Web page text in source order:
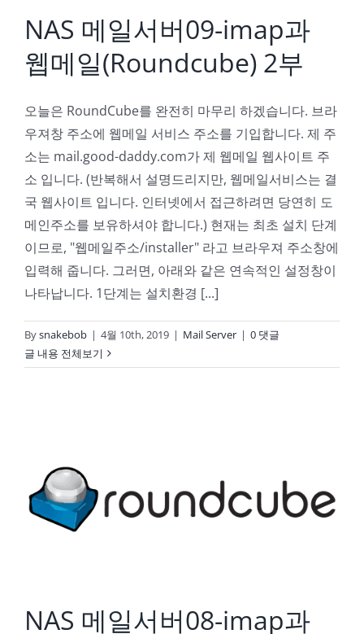
NAS 메일서버09-imap과
웹메일(Roundcube) 2부
오늘은 RoundCube를 완전히 마무리 하겠습니다. 브라
우져창 주소에 웹메일 서비스 주소를 기입합니다. 제 주
소는 mail.good-daddy.com가 제 웹메일 웹사이트 주
소 입니다. (반복해서 설명드리지만, 웹메일서비스는 결
국 웹사이트 입니다. 인터넷에서 접근하려면 당연히 도
메인주소를 보유하셔야 합니다.) 현재는 최초 설치 단계
이므로, "웹메일주소/installer" 라고 브라우져 주소창에
입력해 줍니다. 그러면, 아래와 같은 연속적인 설정창이
나타납니다. 1단계는 설치환경 [...]
Bysnakebob | 4월 10th, 2019 | Mail Server | 0 댓글
글 내용 전체보기
NAS 메일서버08-imap과